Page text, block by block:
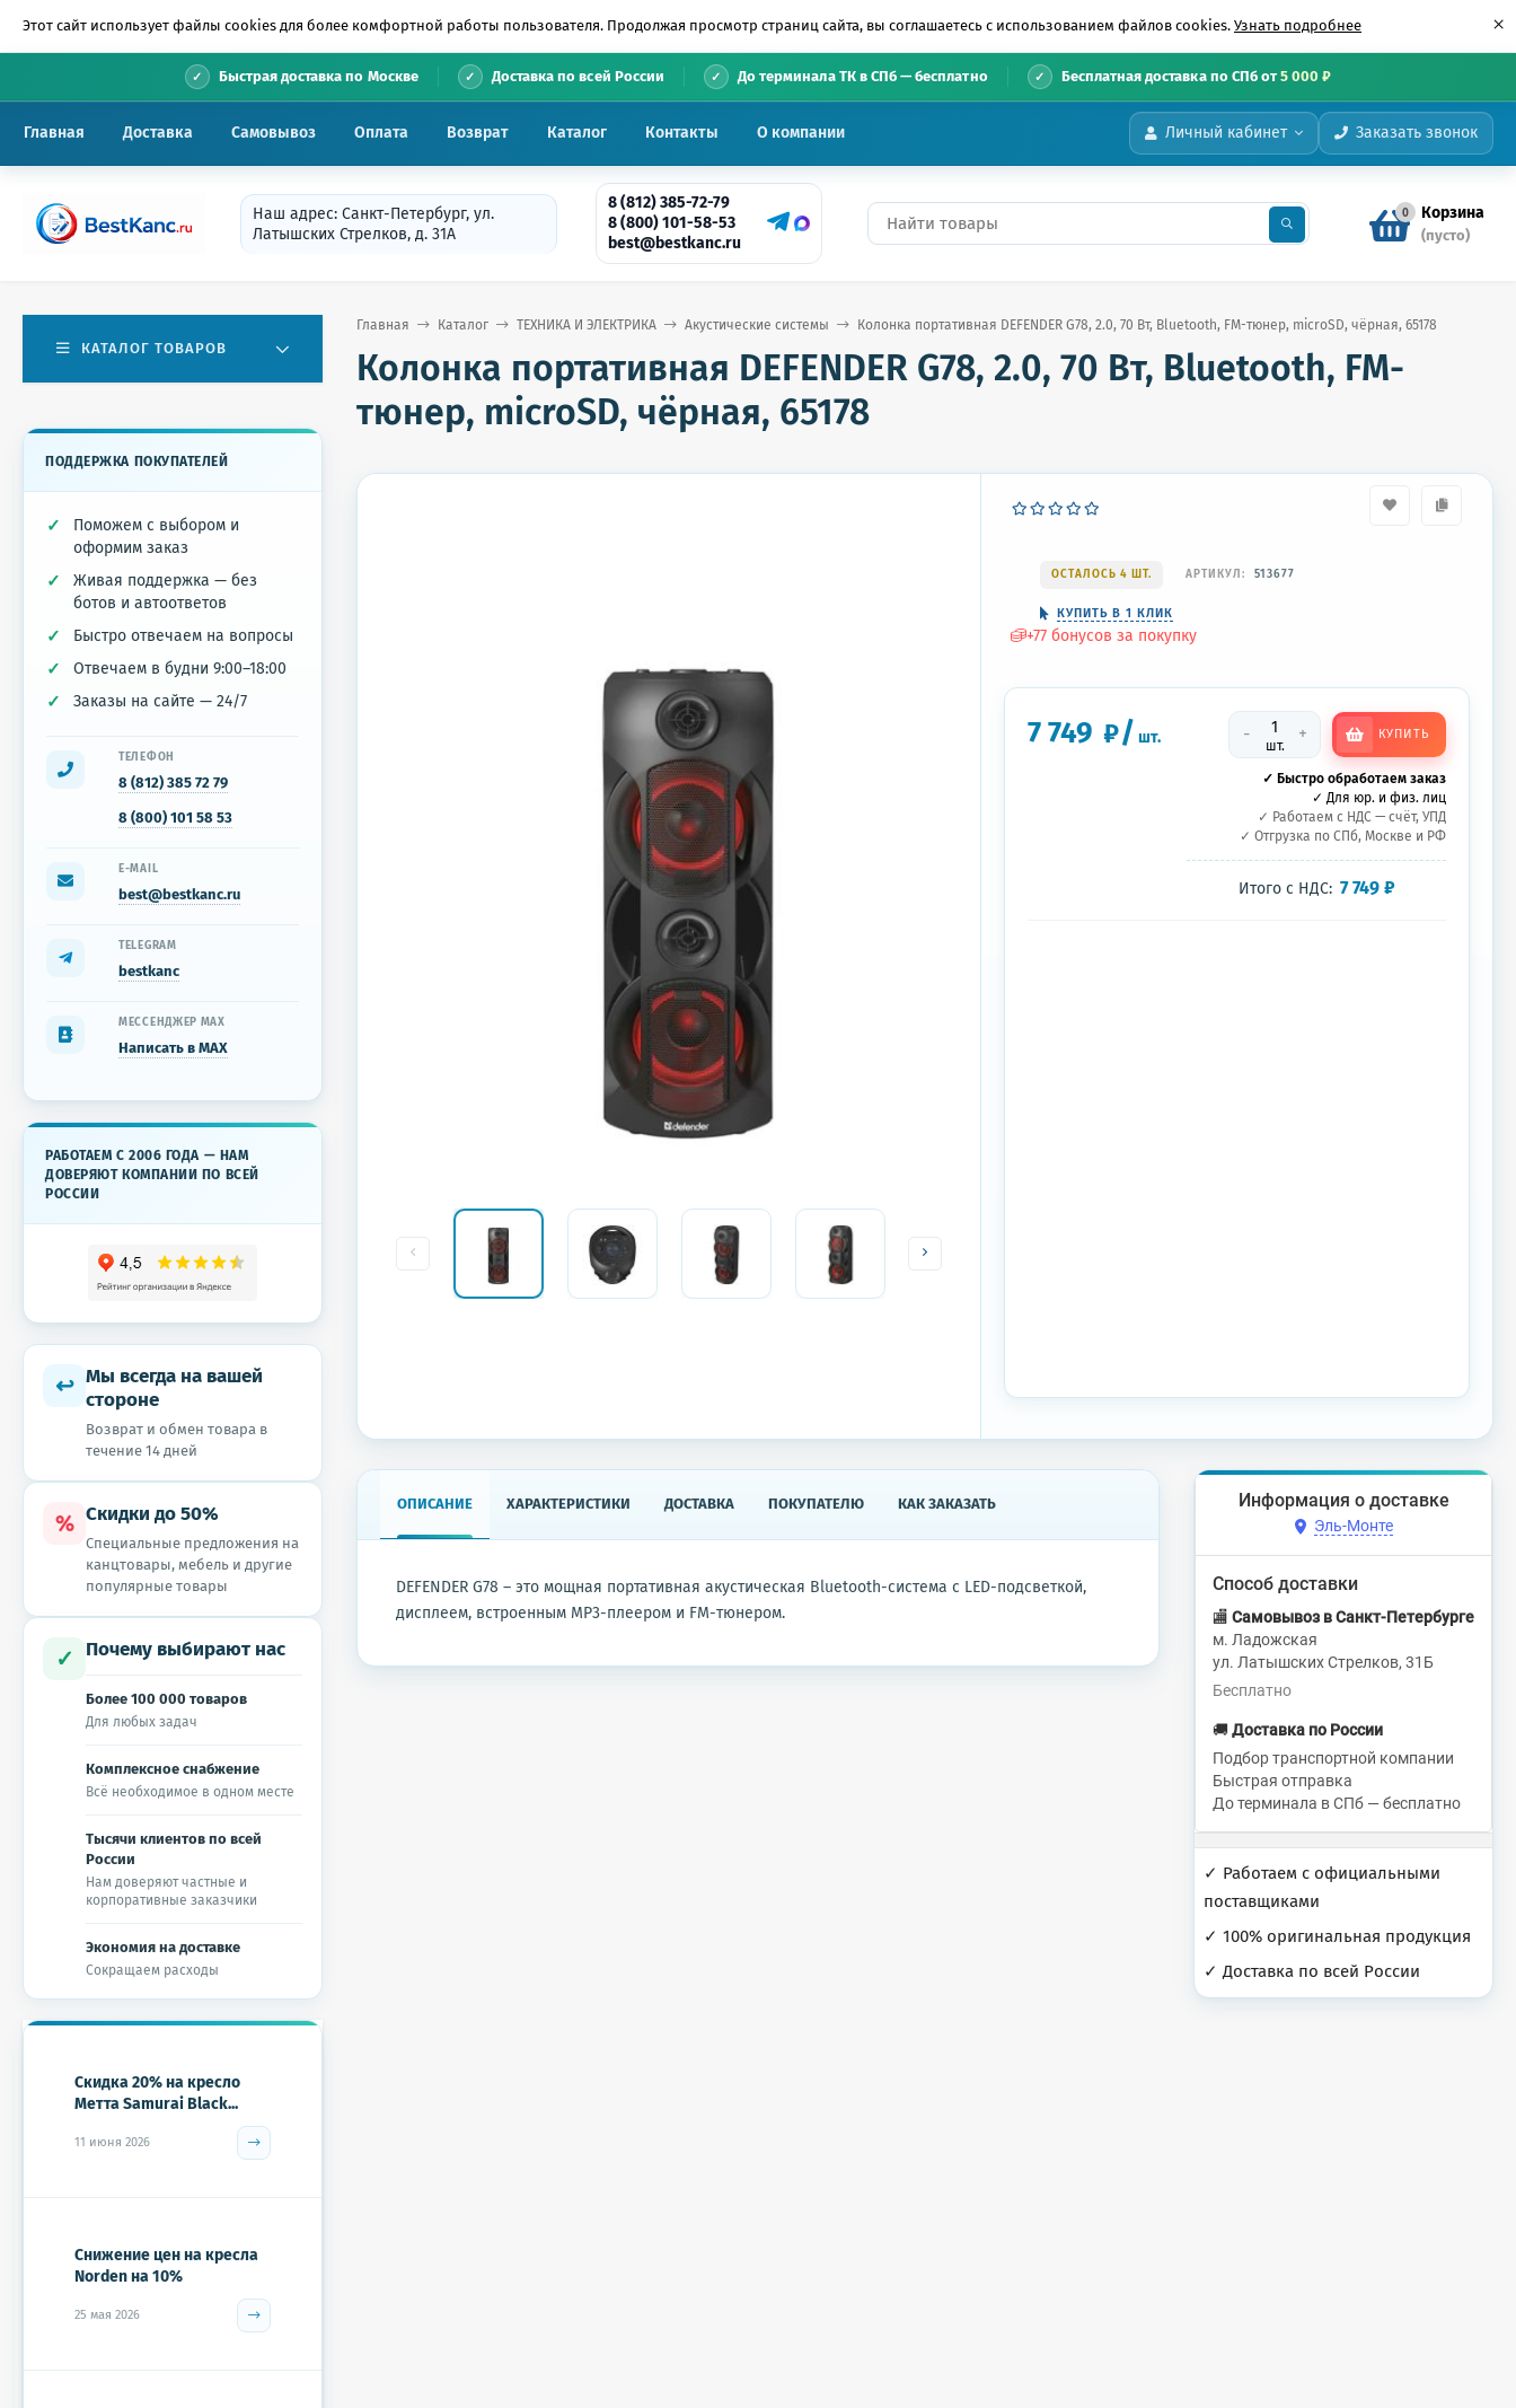
Этот сайт использует файлы cookies для более комфортной работы пользователя. Продолжая просмотр страниц сайта, вы соглашаетесь с использованием файлов cookies. Узнать подробнее ×
Быстрая доставка по Москве Доставка по всей России До терминала ТК в СПб — бесплатно Бесплатная доставка по СПб от5 000 ₽
Личный кабинет Заказать звонок
Главная Доставка Самовывоз Оплата Возврат Каталог Контакты О компании
Наш адрес: Санкт-Петербург, ул.
Латышских Стрелков, д. 31А
8 (812) 385-72-79
8 (800) 101-58-53
best@bestkanc.ru
0 Корзина
(пусто)
Главная Каталог ТЕХНИКА И ЭЛЕКТРИКА Акустические системы Колонка портативная DEFENDER G78, 2.0, 70 Вт, Bluetooth, FM-тюнер, microSD, чёрная, 65178
Колонка портативная DEFENDER G78, 2.0, 70 Вт, Bluetooth, FM-
тюнер, microSD, чёрная, 65178
ОСТАЛОСЬ 4 ШТ. АРТИКУЛ: 513677
КУПИТЬ В 1 КЛИК
+77 бонусов за покупку
7 749 ₽/ шт. -
шт.
+ КУПИТЬ
✓ Быстро обработаем заказ
✓ Для юр. и физ. лиц
✓ Работаем с НДС — счёт, УПД
✓ Отгрузка по СПб, Москве и РФ
Итого с НДС: 7 749 ₽
ОПИСАНИЕ ХАРАКТЕРИСТИКИ ДОСТАВКА ПОКУПАТЕЛЮ КАК ЗАКАЗАТЬ
DEFENDER G78 – это мощная портативная акустическая Bluetooth-система с LED-подсветкой,
дисплеем, встроенным MP3-плеером и FM-тюнером.
Информация о доставке
Эль-Монте
Способ доставки
🏬 Самовывоз в Санкт-Петербурге
м. Ладожская
ул. Латышских Стрелков, 31Б
Бесплатно
🚚 Доставка по России
Подбор транспортной компании
Быстрая отправка
До терминала в СПб — бесплатно
✓ Работаем с официальными
поставщиками
✓ 100% оригинальная продукция
✓ Доставка по всей России
КАТАЛОГ ТОВАРОВ
ПОДДЕРЖКА ПОКУПАТЕЛЕЙ
Поможем с выбором и
оформим заказ
Живая поддержка — без
ботов и автоответов
Быстро отвечаем на вопросы
Отвечаем в будни 9:00–18:00
Заказы на сайте — 24/7
ТЕЛЕФОН
8 (812) 385 72 79
8 (800) 101 58 53
E-MAIL
best@bestkanc.ru
TELEGRAM
bestkanc
МЕССЕНДЖЕР MAX
Написать в MAX
РАБОТАЕМ С 2006 ГОДА — НАМ
ДОВЕРЯЮТ КОМПАНИИ ПО ВСЕЙ
РОССИИ
↩ Мы всегда на вашей
стороне
Возврат и обмен товара в
течение 14 дней
% Скидки до 50%
Специальные предложения на
канцтовары, мебель и другие
популярные товары
✓ Почему выбирают нас
Более 100 000 товаров
Для любых задач
Комплексное снабжение
Всё необходимое в одном месте
Тысячи клиентов по всей
России
Нам доверяют частные и
корпоративные заказчики
Экономия на доставке
Сокращаем расходы
Скидка 20% на кресло
Метта Samurai Black...
11 июня 2026
Снижение цен на кресла
Norden на 10%
25 мая 2026